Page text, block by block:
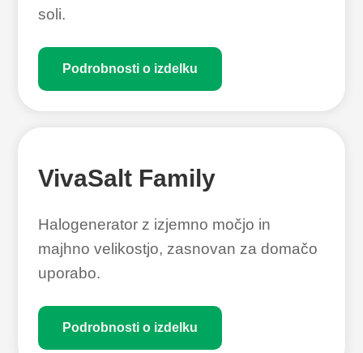
soli.
Podrobnosti o izdelku
VivaSalt Family
Halogenerator z izjemno močjo in
majhno velikostjo, zasnovan za domačo
uporabo.
Podrobnosti o izdelku